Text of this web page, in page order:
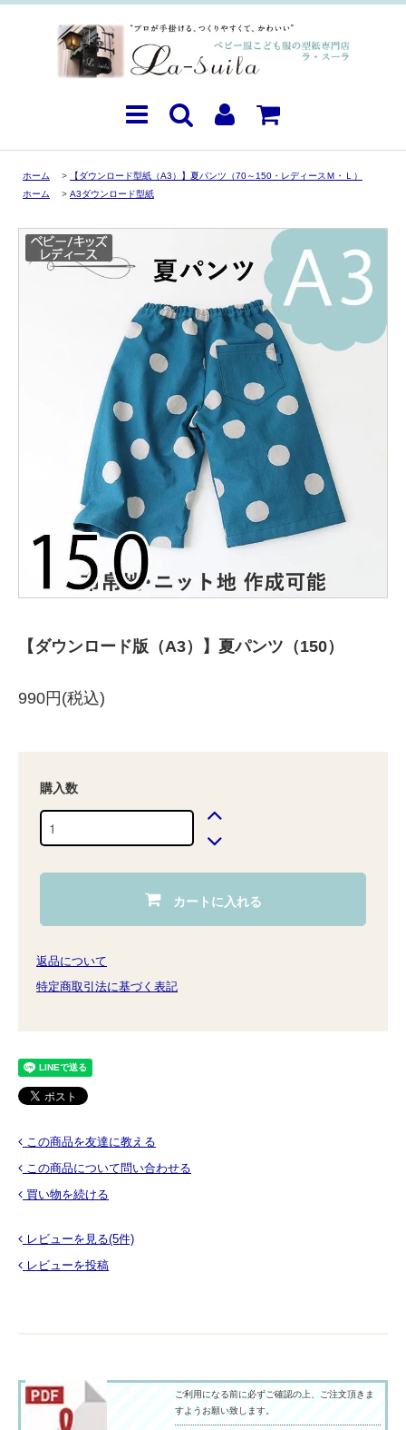
ホーム >
【ダウンロード型紙（A3）】夏パンツ（70～150・レディースＭ・Ｌ）
ホーム
> A3ダウンロード型紙
【ダウンロード版（A3）】夏パンツ（150）
990円(税込)
購入数
カートに入れる
返品について
特定商取引法に基づく表記
この商品を友達に教える
この商品について問い合わせる
買い物を続ける
レビューを見る(5件)
レビューを投稿
ご利用になる前に必ずご確認の上、ご注文頂きま
すようお願い致します。